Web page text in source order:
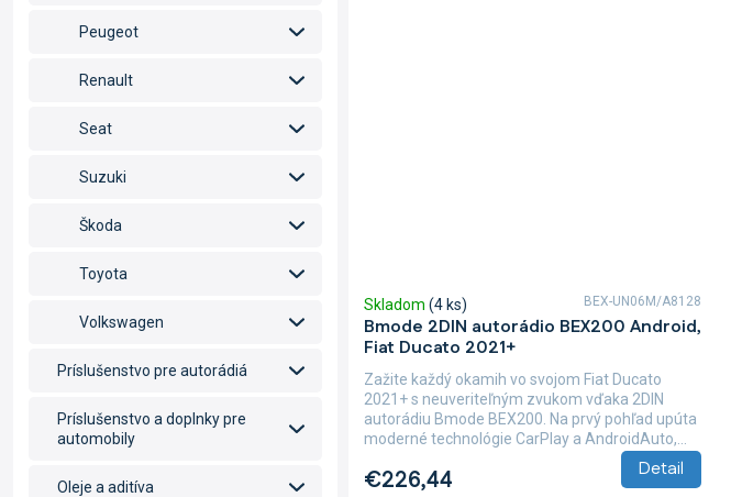
Peugeot
Renault
Seat
Suzuki
Škoda
Toyota
Volkswagen
Príslušenstvo pre autorádiá
Príslušenstvo a doplnky pre
automobily
Oleje a aditíva
Bmode 2DIN autorádio BEX200 Android,
Fiat Ducato 2021+
Skladom (4 ks)
€226,44 Detail
Zažite každý okamih vo svojom Fiat Ducato
2021+ s neuveriteľným zvukom vďaka 2DIN
autorádiu Bmode BEX200. Na prvý pohľad upúta
moderné technológie CarPlay a AndroidAuto,...
BEX-UN06M/A8128